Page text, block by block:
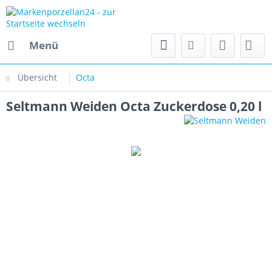
Menü
Übersicht Octa
Seltmann Weiden Octa Zuckerdose 0,20 l